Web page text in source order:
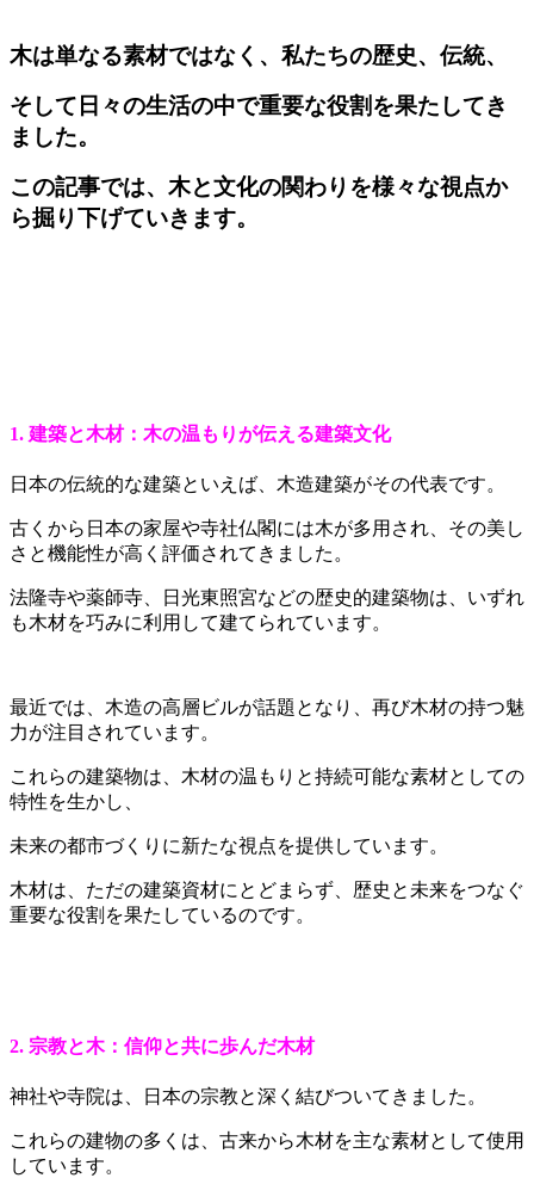
木は単なる素材ではなく、私たちの歴史、伝統、
そして日々の生活の中で重要な役割を果たしてき
ました。
この記事では、木と文化の関わりを様々な視点か
ら掘り下げていきます。
1. 建築と木材：木の温もりが伝える建築文化
日本の伝統的な建築といえば、木造建築がその代表です。
古くから日本の家屋や寺社仏閣には木が多用され、その美し
さと機能性が高く評価されてきました。
法隆寺や薬師寺、日光東照宮などの歴史的建築物は、いずれ
も木材を巧みに利用して建てられています。
最近では、木造の高層ビルが話題となり、再び木材の持つ魅
力が注目されています。
これらの建築物は、木材の温もりと持続可能な素材としての
特性を生かし、
未来の都市づくりに新たな視点を提供しています。
木材は、ただの建築資材にとどまらず、歴史と未来をつなぐ
重要な役割を果たしているのです。
2. 宗教と木：信仰と共に歩んだ木材
神社や寺院は、日本の宗教と深く結びついてきました。
これらの建物の多くは、古来から木材を主な素材として使用
しています。